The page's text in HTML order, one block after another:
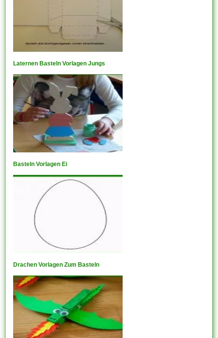
Laternen Basteln Vorlagen Jungs
Basteln Vorlagen Ei
Drachen Vorlagen Zum Basteln